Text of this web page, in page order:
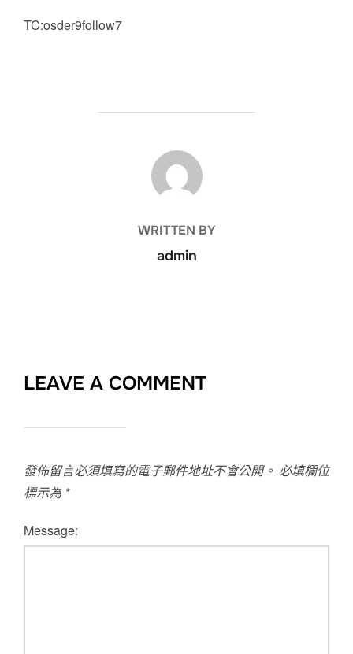
TC:osder9follow7
POST AUTHOR
WRITTEN BY
admin
LEAVE A COMMENT
發佈留言必須填寫的電子郵件地址不會公開。 必填欄位
標示為 *
Message: